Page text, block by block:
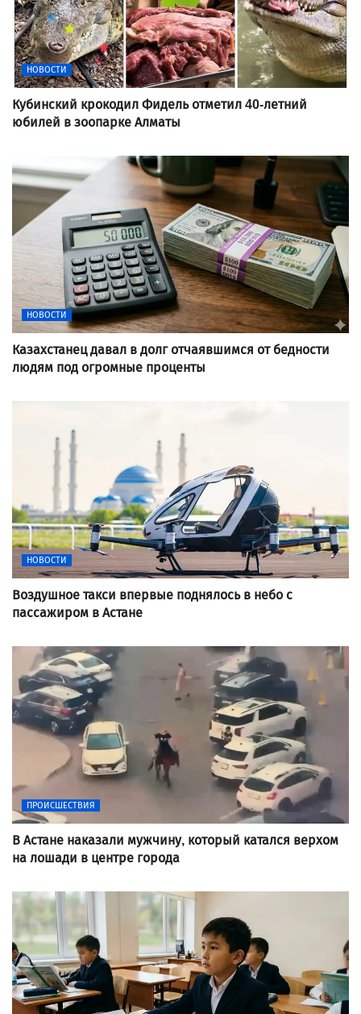
НОВОСТИ
Кубинский крокодил Фидель отметил 40-летний
юбилей в зоопарке Алматы
НОВОСТИ
Казахстанец давал в долг отчаявшимся от бедности
людям под огромные проценты
НОВОСТИ
Воздушное такси впервые поднялось в небо с
пассажиром в Астане
ПРОИСШЕСТВИЯ
В Астане наказали мужчину, который катался верхом
на лошади в центре города